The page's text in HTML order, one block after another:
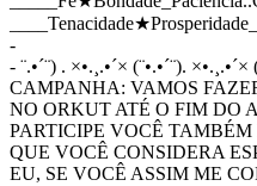
-
- ¨.•´¨) . ×•.¸.•´× (¨•.•´¨). ×•.¸.•´×
CAMPANHA: VAMOS
NO ORKUT ATÉ O FIM DO
PARTICIPE VOCÊ
QUE VOCÊ CONSIDERA
EU, SE VOCÊ ASSIM ME